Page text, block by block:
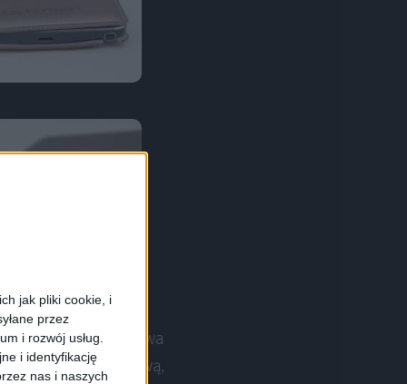
jak pliki cookie, i
przez
i rozwój usług.
i identyfikację
nas i naszych
Sama nazwa
na kartę kredytową,